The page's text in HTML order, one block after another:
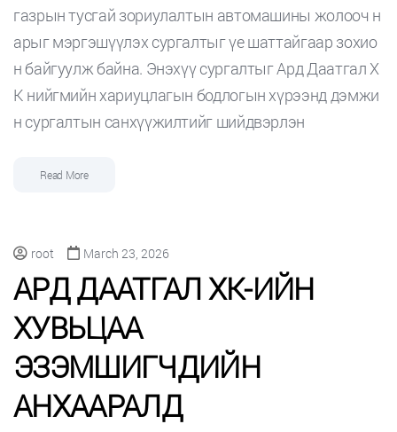
газрын тусгай зориулалтын автомашины жолооч н
арыг мэргэшүүлэх сургалтыг үе шаттайгаар зохио
н байгуулж байна. Энэхүү сургалтыг Ард Даатгал Х
К нийгмийн хариуцлагын бодлогын хүрээнд дэмжи
н сургалтын санхүүжилтийг шийдвэрлэн
Read More
root March 23, 2026
АРД ДААТГАЛ ХК-ИЙН
ХУВЬЦАА
ЭЗЭМШИГЧДИЙН
АНХААРАЛД